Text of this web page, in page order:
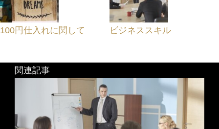
100円仕入れに関して ビジネススキル
関連記事